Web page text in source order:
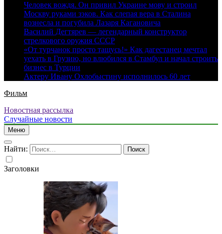
Человек вождя. Он привил Украине мову и строил
Москву руками зэков. Как слепая вера в Сталина
вознесла и погубила Лазаря Кагановича
Василий Дегтярев — легендарный конструктор
стрелкового оружия СССР
«От турчанок просто тащусь!» Как дагестанец мечтал
уехать в Грузию, но влюбился в Стамбул и начал строить
бизнес в Турции
Актеру Ивану Охлобыстину исполнилось 60 лет
Фильм
Новостная рассылка
Случайные новости
Меню
Найти:
Заголовки